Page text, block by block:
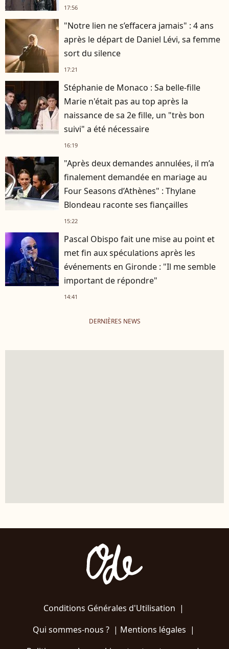
17:56
"Notre lien ne s’effacera jamais" : 4 ans
après le départ de Daniel Lévi, sa femme
sort du silence
17:21
Stéphanie de Monaco : Sa belle-fille
Marie n'était pas au top après la
naissance de sa 2e fille, un "très bon
suivi" a été nécessaire
16:19
"Après deux demandes annulées, il m’a
finalement demandée en mariage au
Four Seasons d’Athènes" : Thylane
Blondeau raconte ses fiançailles
15:22
Pascal Obispo fait une mise au point et
met fin aux spéculations après les
événements en Gironde : "Il me semble
important de répondre"
14:41
DERNIÈRES NEWS
Conditions Générales d'Utilisation |
Qui sommes-nous ?| Mentions légales |